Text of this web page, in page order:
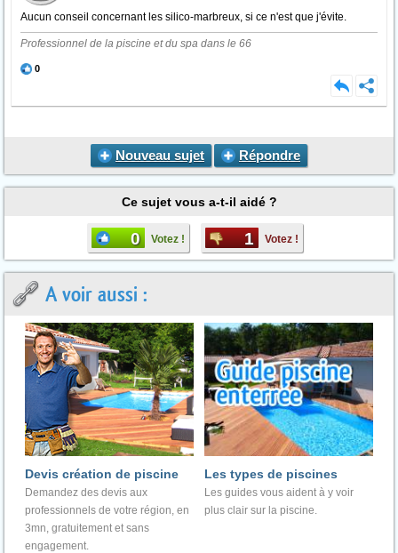
Aucun conseil concernant les silico-marbreux, si ce n'est que j'évite.
Professionnel de la piscine et du spa dans le 66
0
Nouveau sujet Répondre
Ce sujet vous a-t-il aidé ?
0 Votez ! 1 Votez !
A voir aussi :
Devis création de piscine
Demandez des devis aux
professionnels de votre région, en
3mn, gratuitement et sans
engagement.
Les types de piscines
Les guides vous aident à y voir
plus clair sur la piscine.